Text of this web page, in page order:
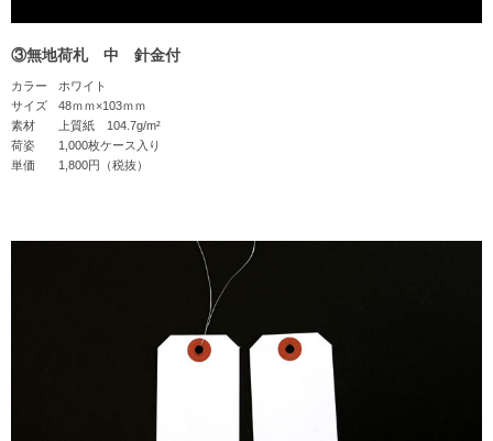
③無地荷札 中 針金付
カラー
ホワイト
サイズ
48ｍｍ×103ｍｍ
素材
上質紙 104.7g/m²
荷姿
1,000枚ケース入り
単価
1,800円（税抜）